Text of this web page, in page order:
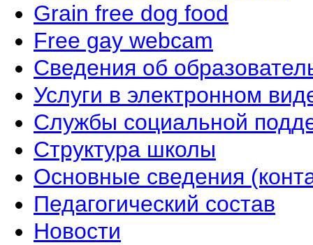
Grain free dog food
Free gay webcam
Сведения об
Услуги в электронном
Службы социальной
Структура школы
Основные сведения
Педагогический состав
Новости